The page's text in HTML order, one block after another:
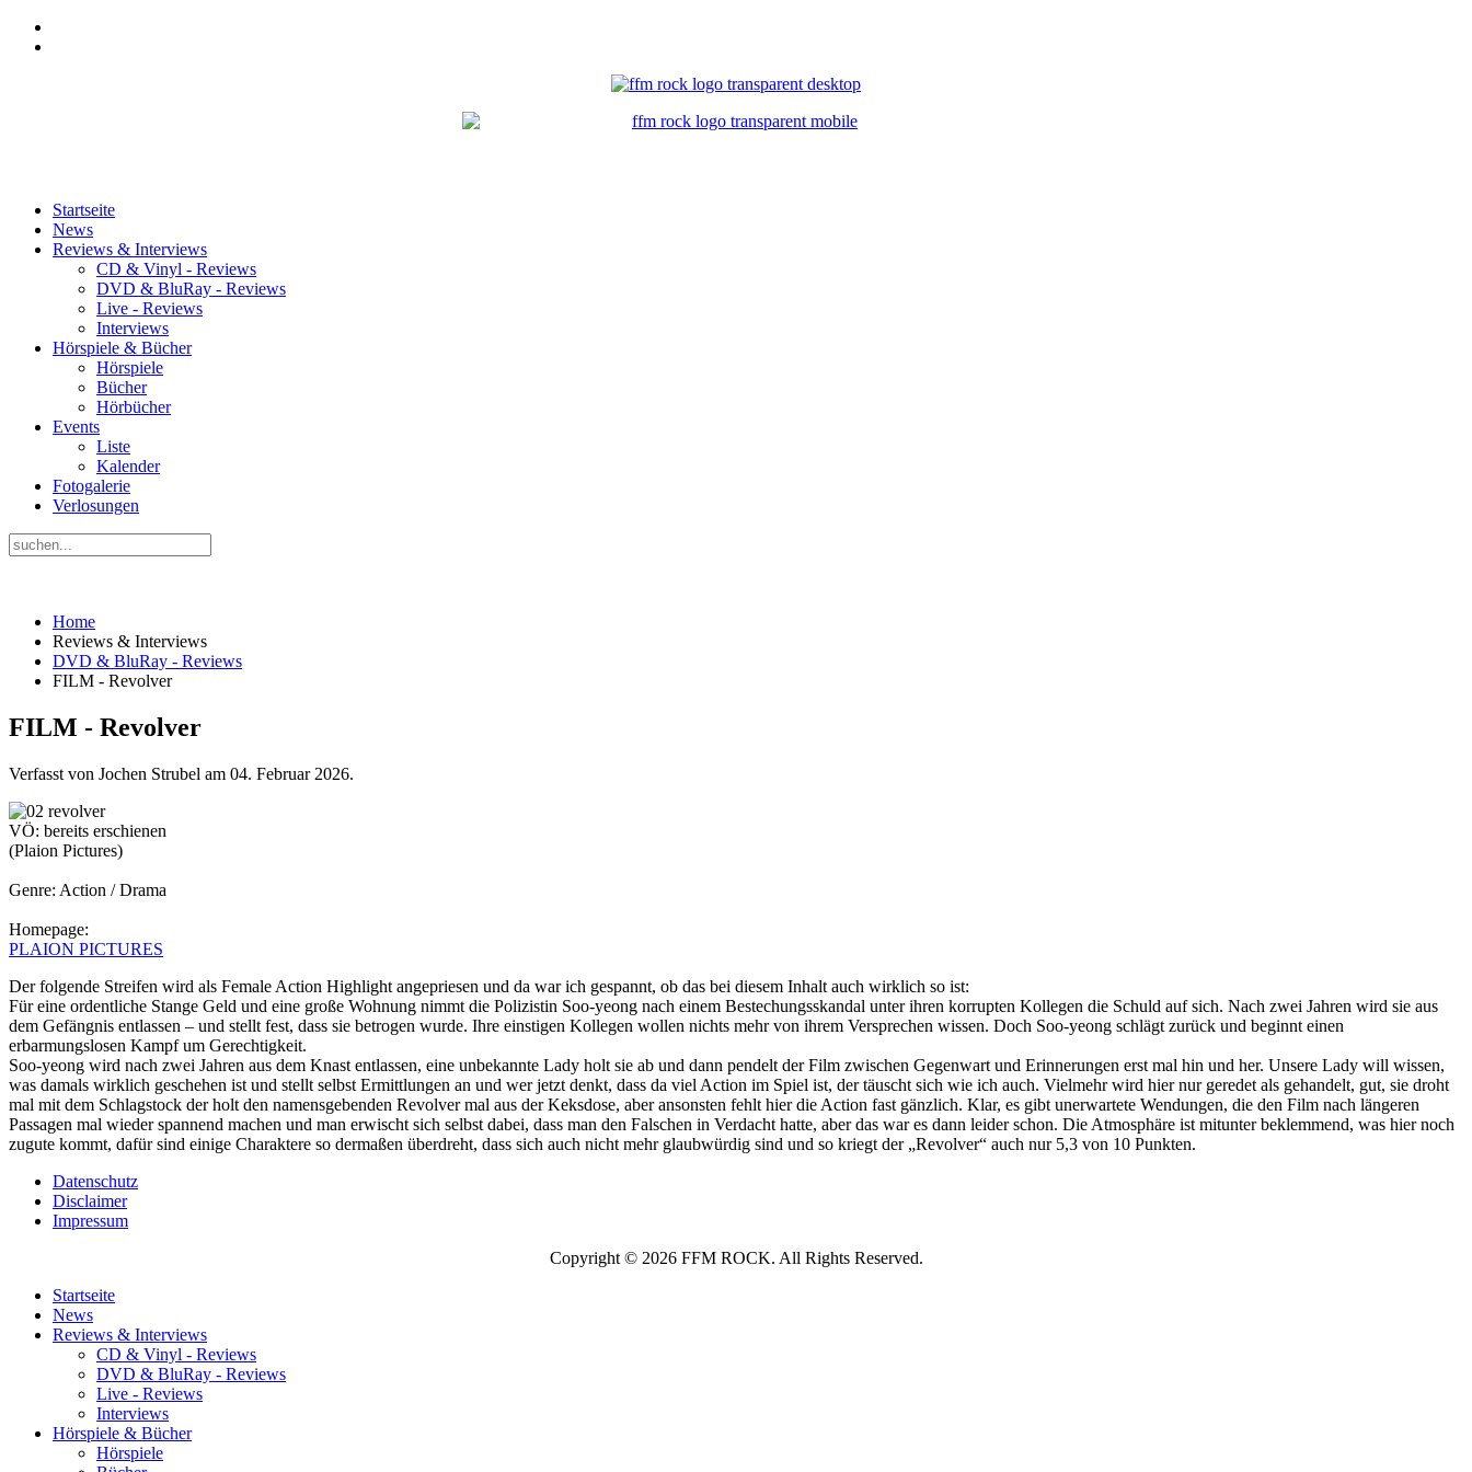
Startseite
News
Reviews & Interviews
CD & Vinyl - Reviews
DVD & BluRay - Reviews
Live - Reviews
Interviews
Hörspiele & Bücher
Hörspiele
Bücher
Hörbücher
Events
Liste
Kalender
Fotogalerie
Verlosungen
Home
Reviews & Interviews
DVD & BluRay - Reviews
FILM - Revolver
FILM - Revolver
Verfasst von Jochen Strubel am 04. Februar 2026.
VÖ: bereits erschienen
(Plaion Pictures)
Genre: Action / Drama
Homepage:
PLAION PICTURES
Der folgende Streifen wird als Female Action Highlight angepriesen und da war ich gespannt, ob das bei diesem Inhalt auch wirklich so ist:
Für eine ordentliche Stange Geld und eine große Wohnung nimmt die Polizistin Soo-yeong nach einem Bestechungsskandal unter ihren korrupten Kollegen die Schuld auf sich. Nach zwei Jahren wird sie aus
dem Gefängnis entlassen – und stellt fest, dass sie betrogen wurde. Ihre einstigen Kollegen wollen nichts mehr von ihrem Versprechen wissen. Doch Soo-yeong schlägt zurück und beginnt einen
erbarmungslosen Kampf um Gerechtigkeit.
Soo-yeong wird nach zwei Jahren aus dem Knast entlassen, eine unbekannte Lady holt sie ab und dann pendelt der Film zwischen Gegenwart und Erinnerungen erst mal hin und her. Unsere Lady will wissen,
was damals wirklich geschehen ist und stellt selbst Ermittlungen an und wer jetzt denkt, dass da viel Action im Spiel ist, der täuscht sich wie ich auch. Vielmehr wird hier nur geredet als gehandelt, gut, sie droht
mal mit dem Schlagstock der holt den namensgebenden Revolver mal aus der Keksdose, aber ansonsten fehlt hier die Action fast gänzlich. Klar, es gibt unerwartete Wendungen, die den Film nach längeren
Passagen mal wieder spannend machen und man erwischt sich selbst dabei, dass man den Falschen in Verdacht hatte, aber das war es dann leider schon. Die Atmosphäre ist mitunter beklemmend, was hier noch
zugute kommt, dafür sind einige Charaktere so dermaßen überdreht, dass sich auch nicht mehr glaubwürdig sind und so kriegt der „Revolver“ auch nur 5,3 von 10 Punkten.
Datenschutz
Disclaimer
Impressum
Copyright © 2026 FFM ROCK. All Rights Reserved.
Startseite
News
Reviews & Interviews
CD & Vinyl - Reviews
DVD & BluRay - Reviews
Live - Reviews
Interviews
Hörspiele & Bücher
Hörspiele